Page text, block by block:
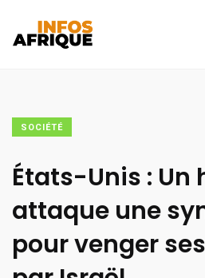
SOCIÉTÉ
États-Unis : Un
attaque une
pour venger